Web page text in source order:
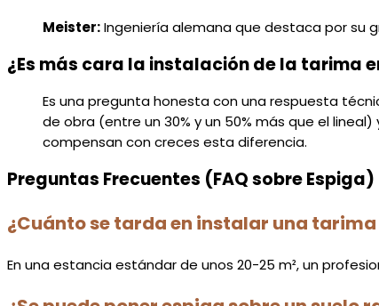
Meister:Ingeniería alemana que destaca por su
¿Es más cara la instalación de la tarima
Es una pregunta honesta con una respuesta
de obra (entre un 30% y un 50% más que el
compensan con creces esta diferencia.
Preguntas Frecuentes (FAQ sobre Espiga)
¿Cuánto se tarda en instalar una tarima
En una estancia estándar de unos 20-25 m², un